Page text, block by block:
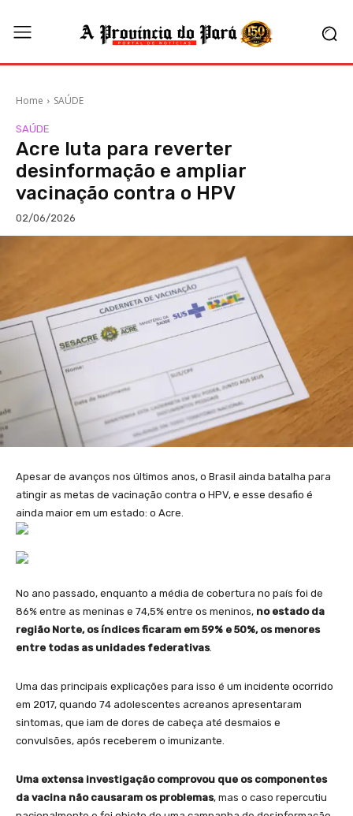
Home SAÚDE
SAÚDE
Acre luta para reverter
desinformação e ampliar
vacinação contra o HPV
02/06/2026
Apesar de avanços nos últimos anos, o Brasil ainda batalha para
atingir as metas de vacinação contra o HPV, e esse desafio é
ainda maior em um estado: o Acre.
No ano passado, enquanto a média de cobertura no país foi de
86% entre as meninas e 74,5% entre os meninos, no estado da
região Norte, os índices ficaram em 59% e 50%, os menores
entre todas as unidades federativas.
Uma das principais explicações para isso é um incidente ocorrido
em 2017, quando 74 adolescentes acreanos apresentaram
sintomas, que iam de dores de cabeça até desmaios e
convulsões, após receberem o imunizante.
Uma extensa investigação comprovou que os componentes
da vacina não causaram os problemas, mas o caso repercutiu